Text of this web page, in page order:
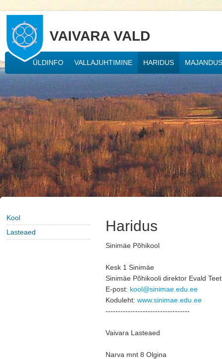
VAIVARA VALD
ÜLDINFO VALLAJUHTIMINE HARIDUS MAJANDUS
Kool
Lasteaed
Haridus
Sinimäe Põhikool
Kesk 1 Sinimäe
Sinimäe Põhikooli direktor Evald
E-post: kool@sinimae.edu.ee
Koduleht: www.sinimae.edu.ee
----------------------------------
Vaivara Lasteaed
Narva mnt 8 Olgina